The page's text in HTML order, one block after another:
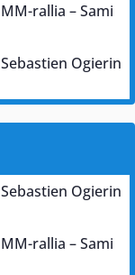
rallia – Sami
Ogierin
Ogierin
rallia – Sami